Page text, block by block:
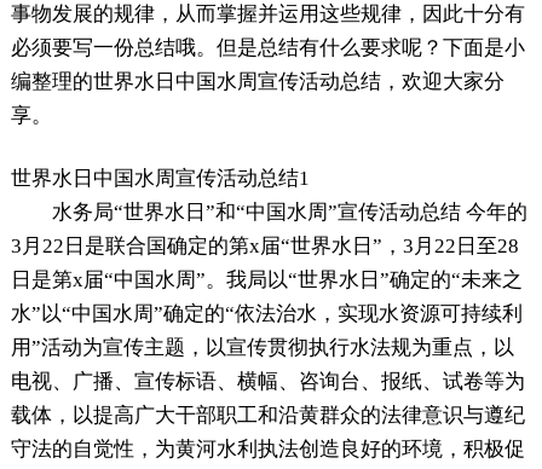
事物发展的规律，从而掌握并运用这些规律，因此十分有
必须要写一份总结哦。但是总结有什么要求呢？下面是小
编整理的世界水日中国水周宣传活动总结，欢迎大家分
享。
世界水日中国水周宣传活动总结1
水务局“世界水日”和“中国水周”宣传活动总结 今年的
3月22日是联合国确定的第x届“世界水日”，3月22日至28
日是第x届“中国水周”。我局以“世界水日”确定的“未来之
水”以“中国水周”确定的“依法治水，实现水资源可持续利
用”活动为宣传主题，以宣传贯彻执行水法规为重点，以
电视、广播、宣传标语、横幅、咨询台、报纸、试卷等为
载体，以提高广大干部职工和沿黄群众的法律意识与遵纪
守法的自觉性，为黄河水利执法创造良好的环境，积极促